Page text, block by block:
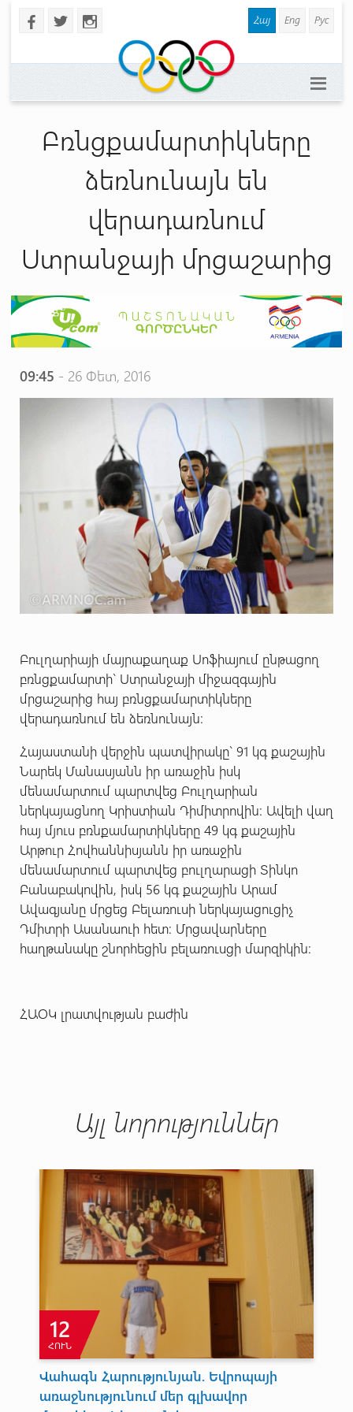
b a x Հայ Eng Рус
Բռնցքամարտիկները
ձեռնունայն են
վերադառնում
Ստրանջայի մրցաշարից
09:45 - 26 Փետ, 2016
Բուլղարիայի մայրաքաղաք Սոֆիայում ընթացող
բռնցքամարտի` Ստրանջայի միջազգային
մրցաշարից հայ բռնցքամարտիկները
վերադառնում են ձեռնունայն:
Հայաստանի վերջին պատվիրակը` 91 կգ քաշային
Նարեկ Մանասյանն իր առաջին իսկ
մենամարտում պարտվեց Բուլղարիան
ներկայացնող Կրիստիան Դիմիտրովին: Ավելի վաղ
հայ մյուս բռնքամարտիկները 49 կգ քաշային
Արթուր Հովհաննիսյանն իր առաջին
մենամարտում պարտվեց բուլղարացի Տինկո
Բանաբակովին, իսկ 56 կգ քաշային Արամ
Ավագյանը մրցեց Բելառուսի ներկայացուցիչ
Դմիտրի Ասանաուի հետ: Մրցավարները
հաղթանակը շնորհեցին բելառուսցի մարզիկին:
ՀԱՕԿ լրատվության բաժին
Այլ նորություններ
12
ՀՈՒՆ
Վահագն Հարությունյան. Եվրոպայի
առաջնությունում մեր գլխավոր